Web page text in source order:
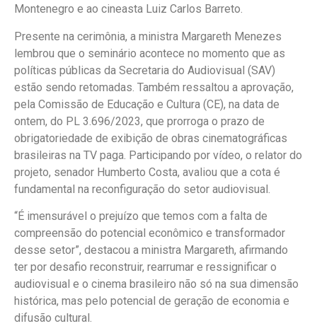
Montenegro e ao cineasta Luiz Carlos Barreto.
Presente na cerimônia, a ministra Margareth Menezes
lembrou que o seminário acontece no momento que as
políticas públicas da Secretaria do Audiovisual (SAV)
estão sendo retomadas. Também ressaltou a aprovação,
pela Comissão de Educação e Cultura (CE), na data de
ontem, do PL 3.696/2023, que prorroga o prazo de
obrigatoriedade de exibição de obras cinematográficas
brasileiras na TV paga. Participando por vídeo, o relator do
projeto, senador Humberto Costa, avaliou que a cota é
fundamental na reconfiguração do setor audiovisual.
“É imensurável o prejuízo que temos com a falta de
compreensão do potencial econômico e transformador
desse setor”, destacou a ministra Margareth, afirmando
ter por desafio reconstruir, rearrumar e ressignificar o
audiovisual e o cinema brasileiro não só na sua dimensão
histórica, mas pelo potencial de geração de economia e
difusão cultural.